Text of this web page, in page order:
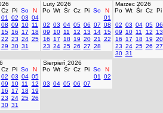
Cz Pi So
N
01
02 03 04
08 09 10 11
15 16 17
18
22 23 24 25
29 30 31
Luty 2026
Po Wt Śr Cz Pi So
N
01
02 03 04 05 06 07 08
09
10 11 12 13 14 15
16
17 18 19 20 21
22
23 24 25 26 27 28
Marzec 2026
Po Wt Śr Cz Pi
02 03 04 05 06
09
10 11 12 13
16
17 18 19 20
23 24 25 26 27
30 31
Cz Pi So
N
02 03 04 05
09 10 11
12
16 17 18
19
23 24 25 26
30 31
Sierpień 2026
Po Wt Śr Cz Pi So
N
01
02
03 04 05 06 07